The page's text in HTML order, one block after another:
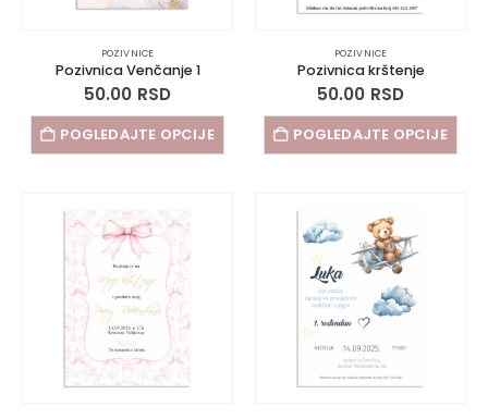
POZIVNICE
Pozivnica Venčanje 1
50.00 RSD
POGLEDAJTE OPCIJE
POZIVNICE
Pozivnica krštenje
50.00 RSD
POGLEDAJTE OPCIJE